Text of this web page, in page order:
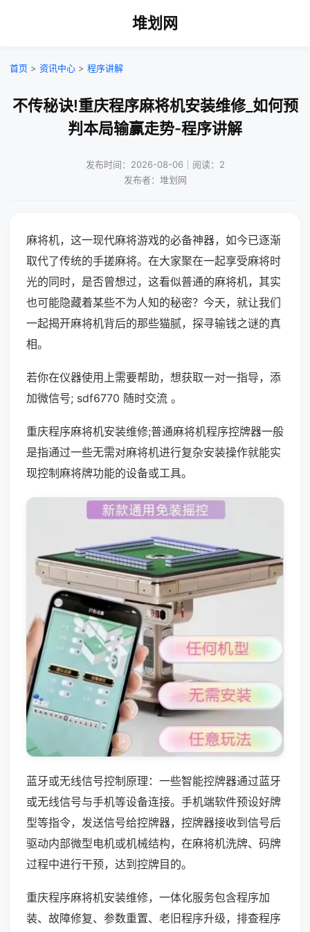
堆划网
首页 > 资讯中心 > 程序讲解
不传秘诀!重庆程序麻将机安装维修_如何预
判本局输赢走势-程序讲解
发布时间：2026-08-06｜阅读：2
发布者：堆划网
麻将机，这一现代麻将游戏的必备神器，如今已逐渐
取代了传统的手搓麻将。在大家聚在一起享受麻将时
光的同时，是否曾想过，这看似普通的麻将机，其实
也可能隐藏着某些不为人知的秘密？今天，就让我们
一起揭开麻将机背后的那些猫腻，探寻输钱之谜的真
相。
若你在仪器使用上需要帮助，想获取一对一指导，添
加微信号; sdf6770 随时交流 。
重庆程序麻将机安装维修;普通麻将机程序控牌器一般
是指通过一些无需对麻将机进行复杂安装操作就能实
现控制麻将牌功能的设备或工具。
蓝牙或无线信号控制原理：一些智能控牌器通过蓝牙
或无线信号与手机等设备连接。手机端软件预设好牌
型等指令，发送信号给控牌器，控牌器接收到信号后
驱动内部微型电机或机械结构，在麻将机洗牌、码牌
过程中进行干预，达到控牌目的。
重庆程序麻将机安装维修，一体化服务包含程序加
装、故障修复、参数重置、老旧程序升级，排查程序